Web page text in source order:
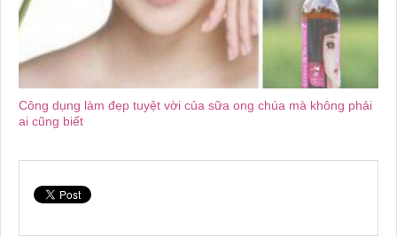
Công dụng làm đẹp tuyệt vời của sữa ong chúa mà không phải
ai cũng biết